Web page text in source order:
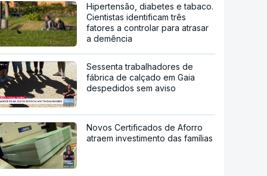
Hipertensão, diabetes e tabaco.
Cientistas identificam três
fatores a controlar para atrasar
a demência
Sessenta trabalhadores de
fábrica de calçado em Gaia
despedidos sem aviso
Novos Certificados de Aforro
atraem investimento das famílias